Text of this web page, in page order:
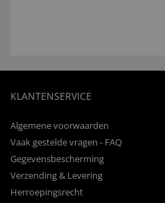
KLANTENSERVICE
Algemene voorwaarden
Vaak gestelde vragen - FAQ
Gegevensbescherming
Verzending & Levering
Herroepingsrecht